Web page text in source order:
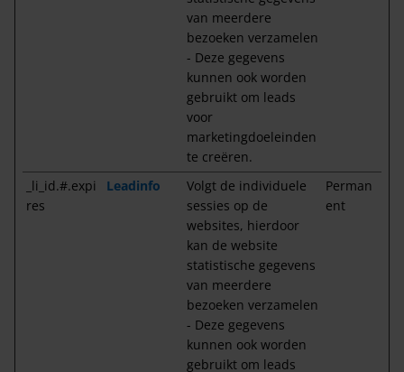
van meerdere
bezoeken verzamelen
- Deze gegevens
kunnen ook worden
gebruikt om leads
voor
marketingdoeleinden
te creëren.
_li_id.#.expi
res
Leadinfo
Volgt de individuele
sessies op de
websites, hierdoor
kan de website
statistische gegevens
van meerdere
bezoeken verzamelen
- Deze gegevens
kunnen ook worden
gebruikt om leads
Perman
ent